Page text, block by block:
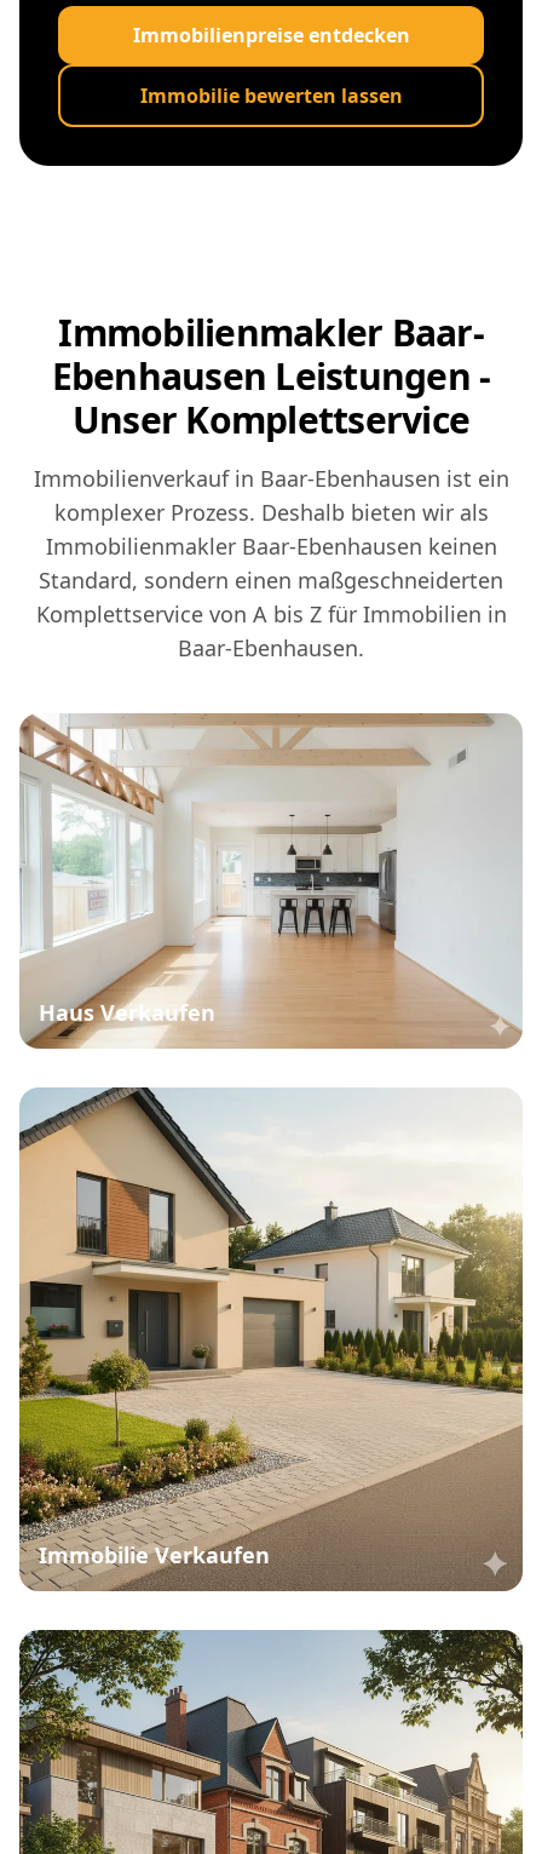
Immobilienpreise entdecken
Immobilie bewerten lassen
Immobilienmakler Baar-
Ebenhausen Leistungen -
Unser Komplettservice
Immobilienverkauf in Baar-Ebenhausen ist ein
komplexer Prozess. Deshalb bieten wir als
Immobilienmakler Baar-Ebenhausen keinen
Standard, sondern einen maßgeschneiderten
Komplettservice von A bis Z für Immobilien in
Baar-Ebenhausen.
Haus Verkaufen
Immobilie Verkaufen